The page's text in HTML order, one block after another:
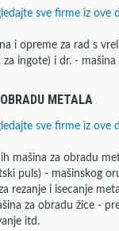
sve firme iz ove
i opreme za rad s
za ingote) i dr. -
METALA
sve firme iz ove
mašina za obradu
puls) - mašinskog
rezanje i isecanje
za obradu žice -
itd.